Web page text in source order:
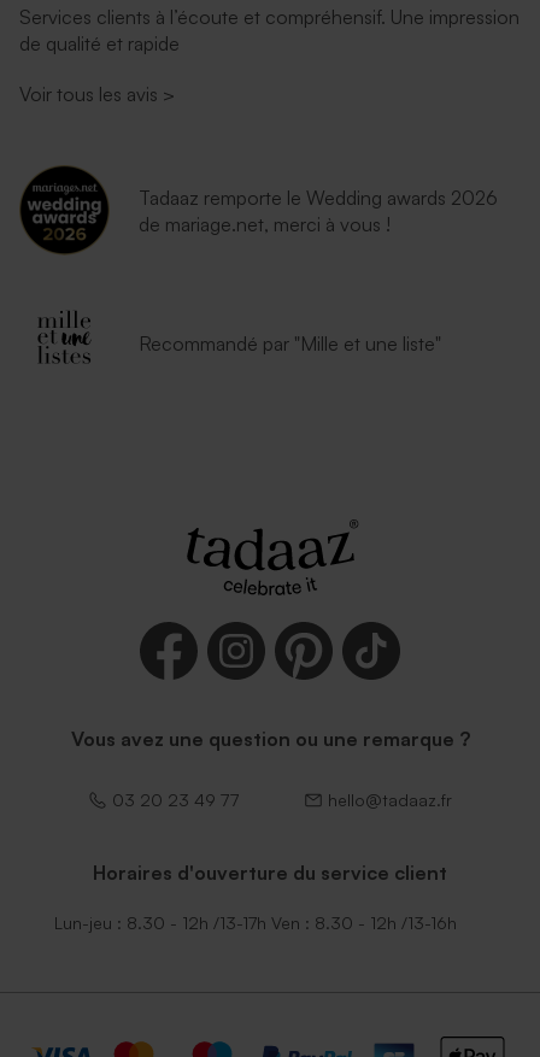
Enveloppe fête émeraude Enveloppe fête lavande
Enveloppe fête mouchetée
Services clients à l’écoute et compréhensif. Une impression
de qualité et rapide
Voir tous les avis >
Tadaaz remporte le Wedding awards 2026
de mariage.net, merci à vous !
Recommandé par "Mille et une liste"
Vous avez une question ou une remarque ?
03 20 23 49 77 hello@tadaaz.fr
Horaires d'ouverture du service client
Lun-jeu : 8.30 - 12h /13-17h Ven : 8.30 - 12h /13-16h